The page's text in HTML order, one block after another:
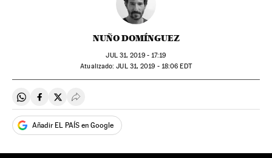
NUÑO DOMÍNGUEZ
JUL31, 2019 - 17:19
atualizado: JUL31, 2019 - 18:06 EDT
Compartir en Whatsapp
Compartir en Facebook
Compartir en Twitter
Desplegar Redes Sociales
Añadir EL PAÍS en Google